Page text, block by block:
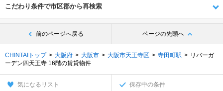
こだわり条件で市区郡から再検索
前のページへ戻る ページの先頭へ
CHINTAIトップ 大阪府 大阪市 大阪市天王寺区 寺田町駅
リバーガ
ーデン四天王寺 16階の賃貸物件
気になるリスト 保存中の条件